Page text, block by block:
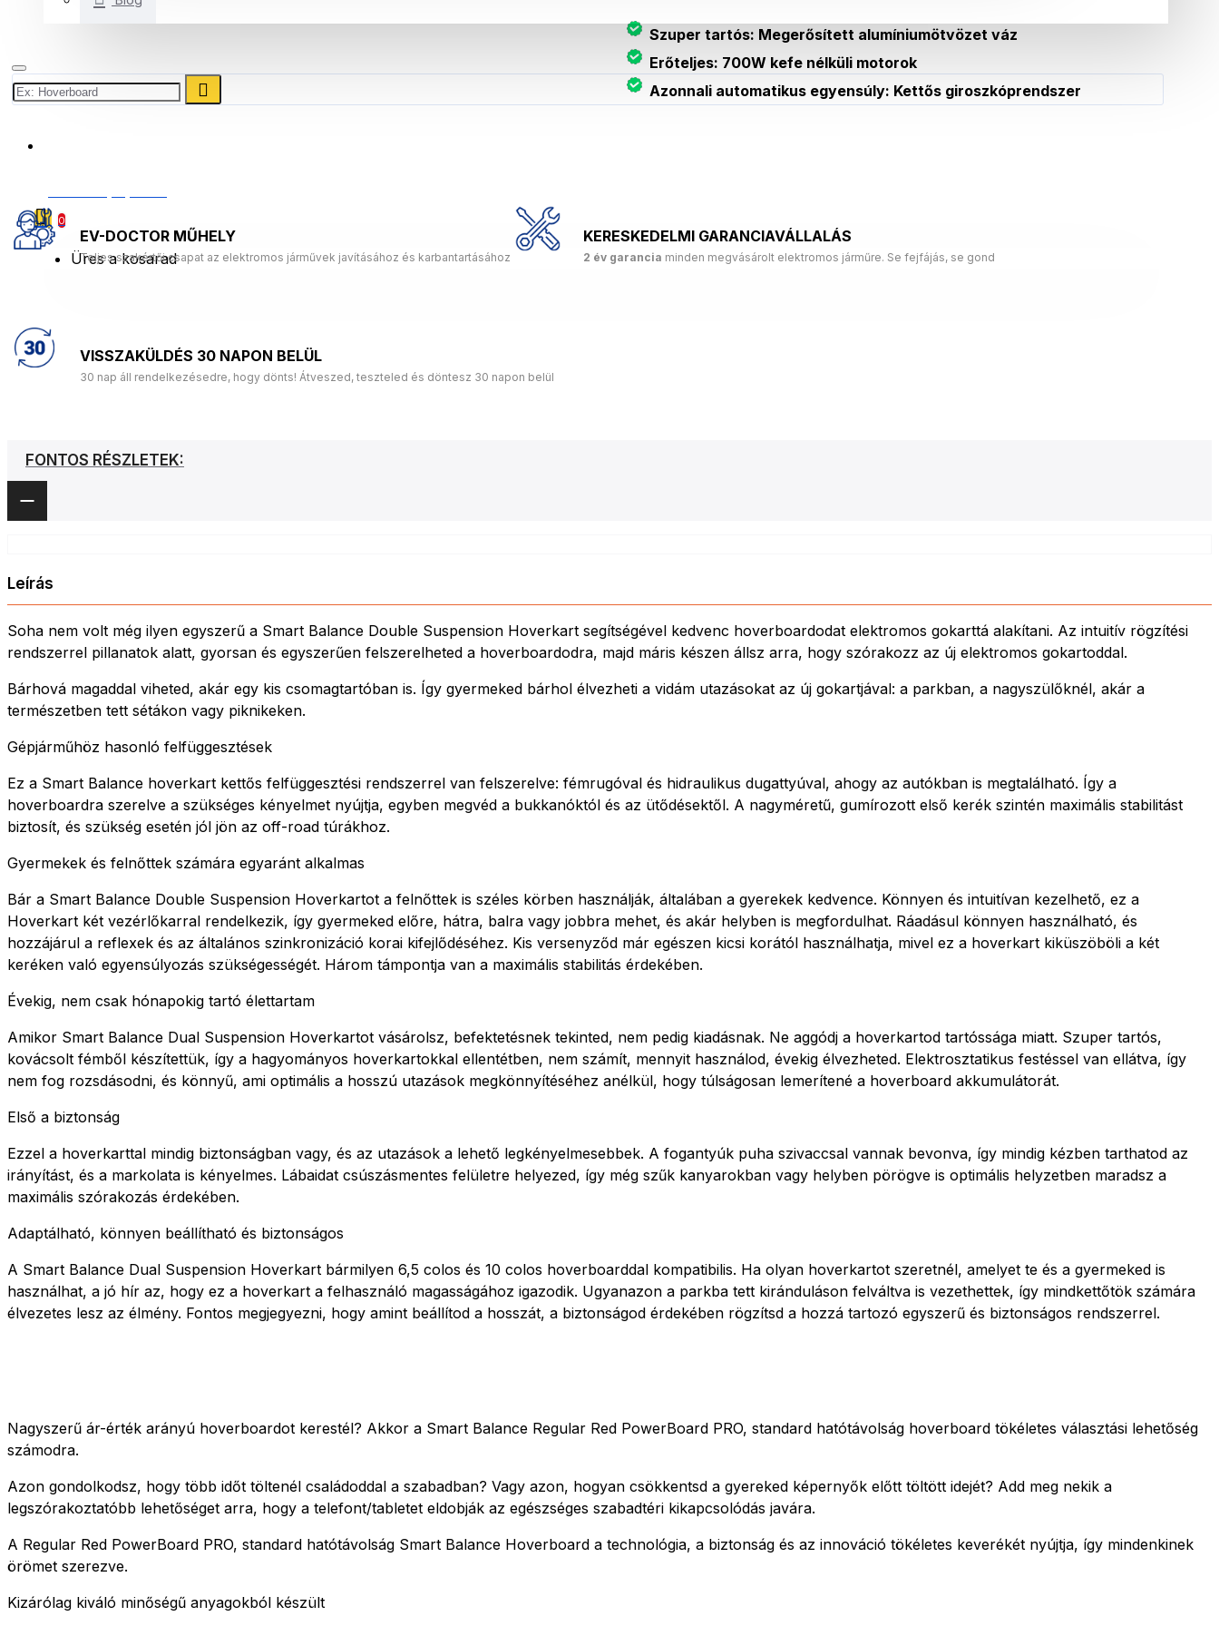
0
Üres a kosarad
Szuper tartós: Megerősített alumíniumötvözet váz
Erőteljes: 700W kefe nélküli motorok
Azonnali automatikus egyensúly: Kettős giroszkóprendszer
EV-DOCTOR MŰHELY
Teljes szakértői csapat az elektromos járművek javításához és karbantartásához
KERESKEDELMI GARANCIAVÁLLALÁS
2 év garancia minden megvásárolt elektromos járműre. Se fejfájás, se gond
VISSZAKÜLDÉS 30 NAPON BELÜL
30 nap áll rendelkezésedre, hogy dönts! Átveszed, teszteled és döntesz 30 napon belül
FONTOS RÉSZLETEK:
Leírás
Soha nem volt még ilyen egyszerű a Smart Balance Double Suspension Hoverkart segítségével kedvenc hoverboardodat elektromos gokarttá alakítani. Az intuitív rögzítési
rendszerrel pillanatok alatt, gyorsan és egyszerűen felszerelheted a hoverboardodra, majd máris készen állsz arra, hogy szórakozz az új elektromos gokartoddal.
Bárhová magaddal viheted, akár egy kis csomagtartóban is. Így gyermeked bárhol élvezheti a vidám utazásokat az új gokartjával: a parkban, a nagyszülőknél, akár a
természetben tett sétákon vagy piknikeken.
Gépjárműhöz hasonló felfüggesztések
Ez a Smart Balance hoverkart kettős felfüggesztési rendszerrel van felszerelve: fémrugóval és hidraulikus dugattyúval, ahogy az autókban is megtalálható. Így a
hoverboardra szerelve a szükséges kényelmet nyújtja, egyben megvéd a bukkanóktól és az ütődésektől. A nagyméretű, gumírozott első kerék szintén maximális stabilitást
biztosít, és szükség esetén jól jön az off-road túrákhoz.
Gyermekek és felnőttek számára egyaránt alkalmas
Bár a Smart Balance Double Suspension Hoverkartot a felnőttek is széles körben használják, általában a gyerekek kedvence. Könnyen és intuitívan kezelhető, ez a
Hoverkart két vezérlőkarral rendelkezik, így gyermeked előre, hátra, balra vagy jobbra mehet, és akár helyben is megfordulhat. Ráadásul könnyen használható, és
hozzájárul a reflexek és az általános szinkronizáció korai kifejlődéséhez. Kis versenyződ már egészen kicsi korától használhatja, mivel ez a hoverkart kiküszöböli a két
keréken való egyensúlyozás szükségességét. Három támpontja van a maximális stabilitás érdekében.
Évekig, nem csak hónapokig tartó élettartam
Amikor Smart Balance Dual Suspension Hoverkartot vásárolsz, befektetésnek tekinted, nem pedig kiadásnak. Ne aggódj a hoverkartod tartóssága miatt. Szuper tartós,
kovácsolt fémből készítettük, így a hagyományos hoverkartokkal ellentétben, nem számít, mennyit használod, évekig élvezheted. Elektrosztatikus festéssel van ellátva, így
nem fog rozsdásodni, és könnyű, ami optimális a hosszú utazások megkönnyítéséhez anélkül, hogy túlságosan lemerítené a hoverboard akkumulátorát.
Első a biztonság
Ezzel a hoverkarttal mindig biztonságban vagy, és az utazások a lehető legkényelmesebbek. A fogantyúk puha szivaccsal vannak bevonva, így mindig kézben tarthatod az
irányítást, és a markolata is kényelmes. Lábaidat csúszásmentes felületre helyezed, így még szűk kanyarokban vagy helyben pörögve is optimális helyzetben maradsz a
maximális szórakozás érdekében.
Adaptálható, könnyen beállítható és biztonságos
A Smart Balance Dual Suspension Hoverkart bármilyen 6,5 colos és 10 colos hoverboarddal kompatibilis. Ha olyan hoverkartot szeretnél, amelyet te és a gyermeked is
használhat, a jó hír az, hogy ez a hoverkart a felhasználó magasságához igazodik. Ugyanazon a parkba tett kiránduláson felváltva is vezethettek, így mindkettőtök számára
élvezetes lesz az élmény. Fontos megjegyezni, hogy amint beállítod a hosszát, a biztonságod érdekében rögzítsd a hozzá tartozó egyszerű és biztonságos rendszerrel.
Nagyszerű ár-érték arányú hoverboardot kerestél? Akkor a Smart Balance Regular Red PowerBoard PRO, standard hatótávolság hoverboard tökéletes választási lehetőség
számodra.
Azon gondolkodsz, hogy több időt töltenél családoddal a szabadban? Vagy azon, hogyan csökkentsd a gyereked képernyők előtt töltött idejét? Add meg nekik a
legszórakoztatóbb lehetőséget arra, hogy a telefont/tabletet eldobják az egészséges szabadtéri kikapcsolódás javára.
A Regular Red PowerBoard PRO, standard hatótávolság Smart Balance Hoverboard a technológia, a biztonság és az innováció tökéletes keverékét nyújtja, így mindenkinek
örömet szerezve.
Kizárólag kiváló minőségű anyagokból készült